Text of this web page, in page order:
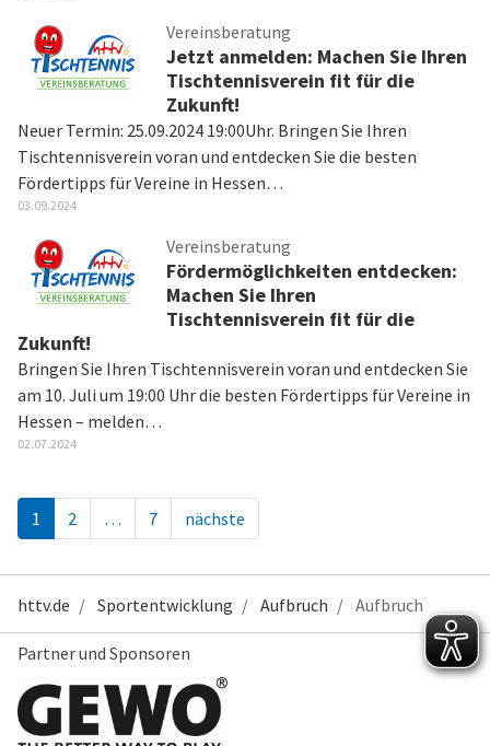
Vereinsberatung
Jetzt anmelden: Machen Sie Ihren
Tischtennisverein fit für die
Zukunft!
Neuer Termin: 25.09.2024 19:00Uhr. Bringen Sie Ihren
Tischtennisverein voran und entdecken Sie die besten
Fördertipps für Vereine in Hessen…
03.09.2024
Vereinsberatung
Fördermöglichkeiten entdecken:
Machen Sie Ihren
Tischtennisverein fit für die
Zukunft!
Bringen Sie Ihren Tischtennisverein voran und entdecken Sie
am 10. Juli um 19:00 Uhr die besten Fördertipps für Vereine in
Hessen – melden…
02.07.2024
1 2 … 7 nächste
httv.de Sportentwicklung Aufbruch Aufbruch
Partner und Sponsoren